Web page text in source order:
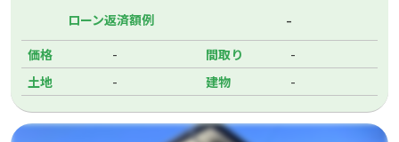
ローン返済額例 -
価格 - 間取り -
土地 - 建物 -